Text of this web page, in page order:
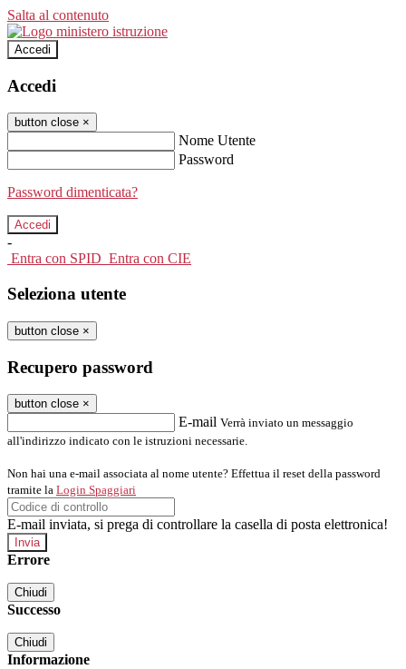
Salta al contenuto
Accedi
Accedi
button close ×
Nome Utente
Password
Password dimenticata?
-
Entra con SPID Entra con CIE
Seleziona utente
button close ×
Recupero password
button close ×
E-mail Verrà inviato un messaggio
all'indirizzo indicato con le istruzioni necessarie.
Non hai una e-mail associata al nome utente? Effettua il reset della password
tramite la Login Spaggiari
E-mail inviata, si prega di controllare la casella di posta elettronica!
Errore
Chiudi
Successo
Chiudi
Informazione